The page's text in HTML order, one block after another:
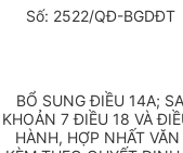
Số: 2522/QĐ-BGDĐT
BỔ SUNG ĐIỀU 14A;
KHOẢN 7 ĐIỀU 18 VÀ
HÀNH, HỢP NHẤT